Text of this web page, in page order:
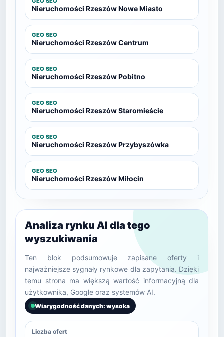
Nieruchomości Rzeszów Nowe Miasto
GEO SEO
Nieruchomości Rzeszów Centrum
GEO SEO
Nieruchomości Rzeszów Pobitno
GEO SEO
Nieruchomości Rzeszów Staromieście
GEO SEO
Nieruchomości Rzeszów Przybyszówka
GEO SEO
Nieruchomości Rzeszów Miłocin
Analiza rynku AI dla tego
wyszukiwania
Ten blok podsumowuje zapisane oferty i
najważniejsze sygnały rynkowe dla zapytania. Dzięki
temu strona ma większą wartość informacyjną dla
użytkownika, Google oraz systemów AI.
Wiarygodność danych: wysoka
Liczba ofert